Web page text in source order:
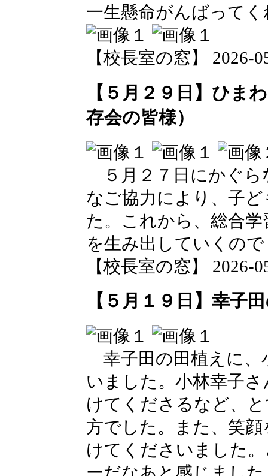
一生懸命がんばって
【校長室の窓】 2026-
【５月２９日】ひま
存会の皆様）
５月２７日にかぐら
なご協力により、子
た。これから、総合
を生み出していくの
【校長室の窓】 2026-
【５月１９日】幸子
幸子田の田植えに、
いました。小林幸子
けてくださるなど、
方でした。また、笑
けてくださいました